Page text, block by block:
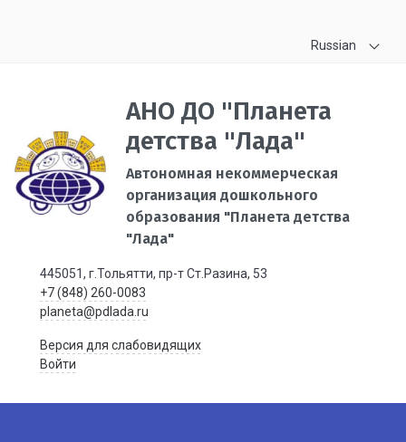
Russian
АНО ДО "Планета
детства "Лада"
Автономная некоммерческая
организация дошкольного
образования "Планета детства
"Лада"
445051, г.Тольятти, пр-т Ст.Разина, 53
+7 (848) 260-0083
planeta@pdlada.ru
Версия для слабовидящих
Войти